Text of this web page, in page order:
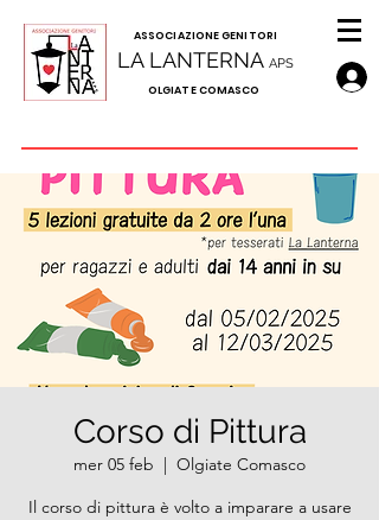
LA LANTERNA APS
ASSOCIAZIONE GENITORI
OLGIATE COMASCO
Corso di Pittura
mer 05 feb
  |
Olgiate Comasco
Il corso di pittura è volto a imparare a usare